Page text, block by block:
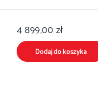
4 899,00zł
Dodaj do koszyka